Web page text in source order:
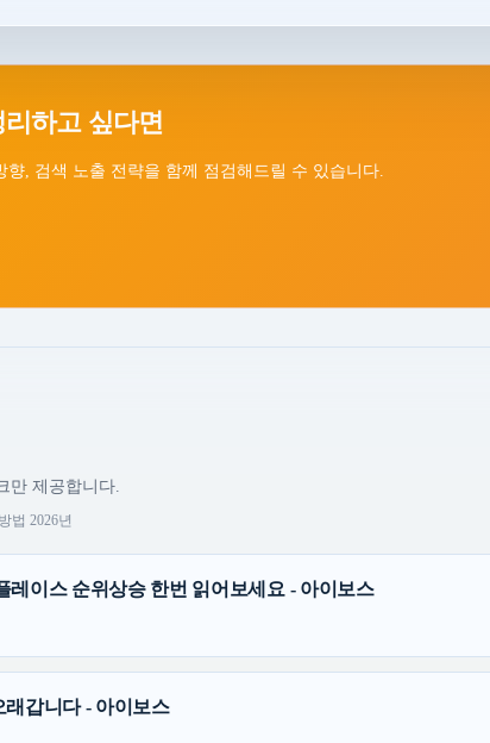
하고 싶다면
, 검색 노출 전략을 함께 점검해드릴 수 있습니다.
만 제공합니다.
법 2026년
레이스 순위상승 한번 읽어보세요 - 아이보스
갑니다 - 아이보스